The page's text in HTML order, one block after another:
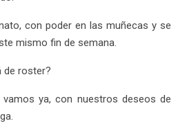
con poder en las muñecas y se
mismo fin de semana.
de roster?
ya, con nuestros deseos de